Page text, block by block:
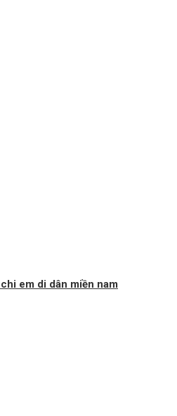
em di dân miền nam